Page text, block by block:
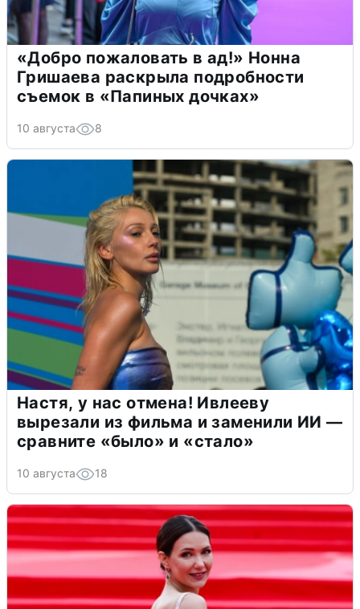
«Добро пожаловать в ад!» Нонна
Гришаева раскрыла подробности
съемок в «Папиных дочках»
10 августа 8
Настя, у нас отмена! Ивлееву
вырезали из фильма и заменили ИИ —
сравните «было» и «стало»
10 августа 18